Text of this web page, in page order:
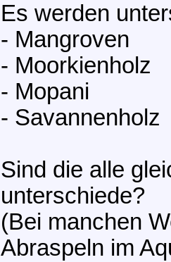
Es werden
- Mangroven
- Moorkienholz
- Mopani
- Savannenholz
Sind die alle
unterschiede?
(Bei manchen
Abraspeln im